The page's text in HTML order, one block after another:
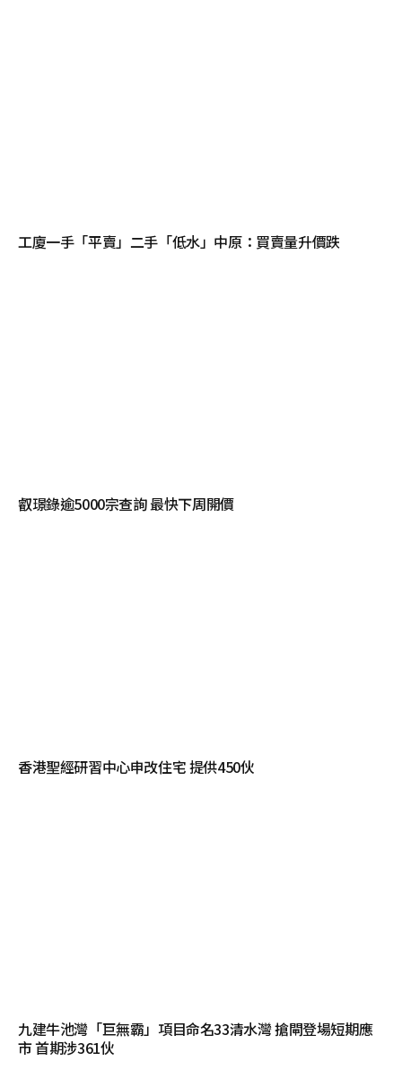
工廈一手「平賣」二手「低水」中原：買賣量升價跌
叡璟錄逾5000宗查詢 最快下周開價
香港聖經研習中心申改住宅 提供450伙
九建牛池灣「巨無霸」項目命名33清水灣 搶閘登場短期應
市 首期涉361伙